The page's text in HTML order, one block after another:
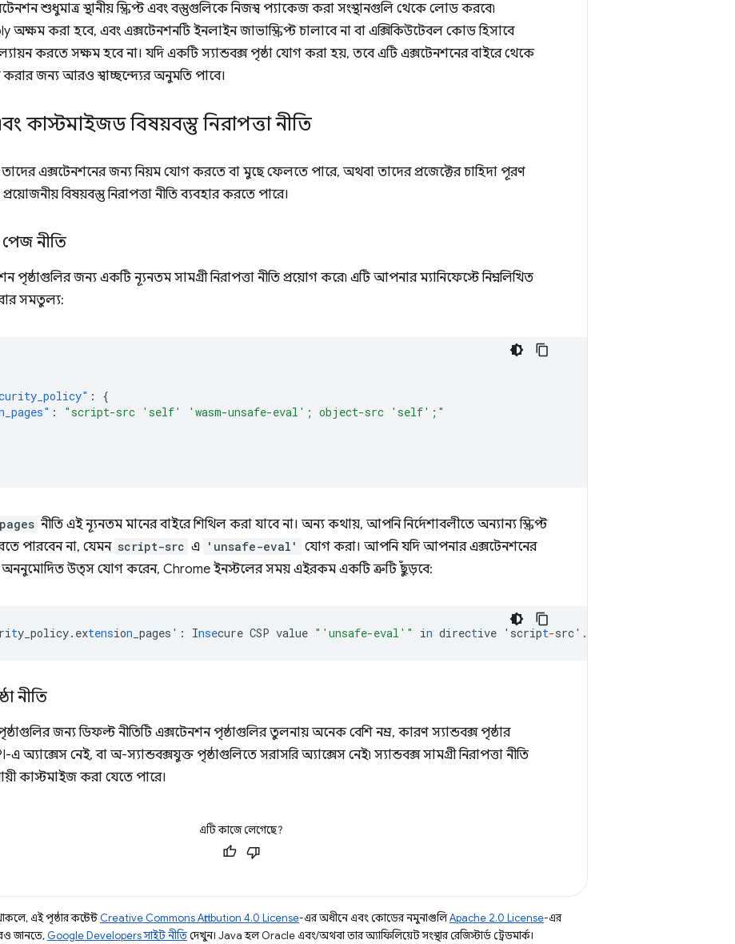
শুধুমাত্র স্থানীয় স্ক্রিপ্ট এবং বস্তুগুলিকে নিজস্ব প্যাকেজ করা সংস্থানগুলি থেকে লোড করবে৷
অক্ষম করা হবে, এবং এক্সটেনশনটি ইনলাইন জাভাস্ক্রিপ্ট চালাবে না বা এক্সিকিউটেবল কোড হিসাবে
করতে সক্ষম হবে না। যদি একটি স্যান্ডবক্স পৃষ্ঠা যোগ করা হয়, তবে এটি এক্সটেনশনের বাইরে থেকে
করার জন্য আরও স্বাচ্ছন্দ্যের অনুমতি পাবে।
কাস্টমাইজড বিষয়বস্তু নিরাপত্তা নীতি
এক্সটেনশনের জন্য নিয়ম যোগ করতে বা মুছে ফেলতে পারে, অথবা তাদের প্রজেক্টের চাহিদা পূরণ
বিষয়বস্তু নিরাপত্তা নীতি ব্যবহার করতে পারে।
নীতি
পৃষ্ঠাগুলির জন্য একটি ন্যূনতম সামগ্রী নিরাপত্তা নীতি প্রয়োগ করে৷ এটি আপনার ম্যানিফেস্টে নিম্নলিখিত
সমতুল্য:
:
{
:
"script-src 'self' 'wasm-unsafe-eval'; object-src 'self';"
নীতি এই ন্যূনতম মানের বাইরে শিথিল করা যাবে না। অন্য কথায়, আপনি নির্দেশাবলীতে অন্যান্য স্ক্রিপ্ট
পারবেন না, যেমন script-src এ 'unsafe-eval'
যোগ করা। আপনি যদি আপনার এক্সটেনশনের
অননুমোদিত উত্স যোগ করেন, Chrome ইনস্টলের সময় এইরকম একটি ত্রুটি ছুঁড়বে:
ty_policy.extension _pages' : Insecure CSP value "'unsafe-eval'" in directive 'script-src'.
নীতি
জন্য ডিফল্ট নীতিটি এক্সটেনশন পৃষ্ঠাগুলির তুলনায় অনেক বেশি নম্র, কারণ স্যান্ডবক্স পৃষ্ঠার
অ্যাক্সেস নেই, বা অ-স্যান্ডবক্সযুক্ত পৃষ্ঠাগুলিতে সরাসরি অ্যাক্সেস নেই৷ স্যান্ডবক্স সামগ্রী নিরাপত্তা নীতি
কাস্টমাইজ করা যেতে পারে।
এটি কাজে লেগেছে?
এই পৃষ্ঠার কন্টেন্ট Creative Commons Attribution 4.0 License-এর অধীনে এবং কোডের নমুনাগুলিApache 2.0 License-এর
জানতে, Google Developers সাইট নীতিদেখুন। Java হল Oracle এবং/অথবা তার অ্যাফিলিয়েট সংস্থার রেজিস্টার্ড ট্রেডমার্ক।